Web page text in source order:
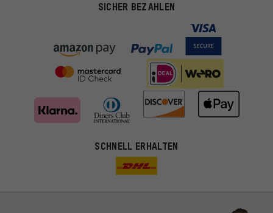
SICHER BEZAHLEN
SCHNELL ERHALTEN